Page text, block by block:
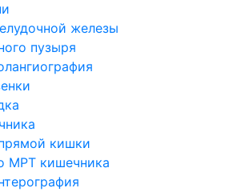
железы
пузыря
кишки
МРТ кишечника